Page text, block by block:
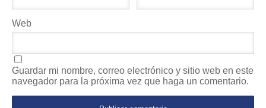
Web
Guardar mi nombre, correo electrónico y sitio web en este
navegador para la próxima vez que haga un comentario.